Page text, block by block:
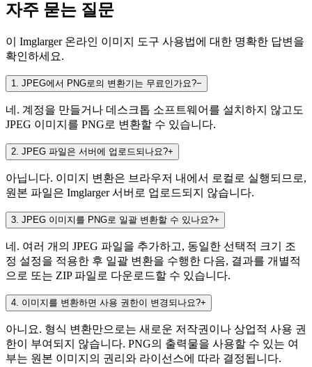
자주 묻는 질문
이 Imglarger 온라인 이미지 도구 사용법에 대한 명확한 답변을
확인하세요.
1. JPEG에서 PNG로의 변환기는 무료인가요?−
네. 계정을 만들거나 데스크톱 소프트웨어를 설치하지 않고도
JPEG 이미지를 PNG로 변환할 수 있습니다.
2. JPEG 파일은 서버에 업로드되나요?+
아닙니다. 이미지 변환은 브라우저 내에서 로컬로 실행되므로,
원본 파일은 Imglarger 서버로 업로드되지 않습니다.
3. JPEG 이미지를 PNG로 일괄 변환할 수 있나요?+
네. 여러 개의 JPEG 파일을 추가하고, 동일한 선택적 크기 조
정 설정을 적용한 후 일괄 변환을 수행한 다음, 결과를 개별적
으로 또는 ZIP 파일로 다운로드할 수 있습니다.
4. 이미지를 변환하면 사용 권한이 변경되나요?+
아니요. 형식 변환만으로는 새로운 저작권이나 상업적 사용 권
한이 부여되지 않습니다. PNG의 출력물을 사용할 수 있는 여
부는 원본 이미지의 권리와 라이선스에 따라 결정됩니다.